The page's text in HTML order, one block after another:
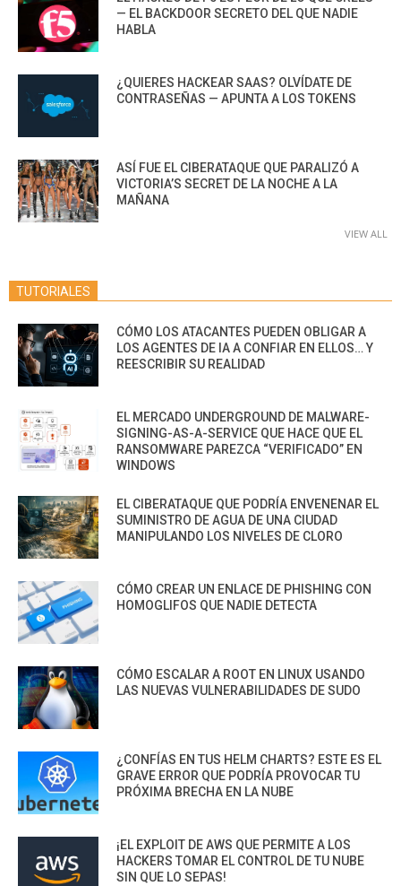
— EL BACKDOOR SECRETO DEL QUE NADIE
HABLA
¿QUIERES HACKEAR SAAS? OLVÍDATE DE
CONTRASEÑAS — APUNTA A LOS TOKENS
ASÍ FUE EL CIBERATAQUE QUE PARALIZÓ A
VICTORIA’S SECRET DE LA NOCHE A LA
MAÑANA
VIEW ALL
TUTORIALES
CÓMO LOS ATACANTES PUEDEN OBLIGAR A
LOS AGENTES DE IA A CONFIAR EN ELLOS… Y
REESCRIBIR SU REALIDAD
EL MERCADO UNDERGROUND DE MALWARE-
SIGNING-AS-A-SERVICE QUE HACE QUE EL
RANSOMWARE PAREZCA “VERIFICADO” EN
WINDOWS
EL CIBERATAQUE QUE PODRÍA ENVENENAR EL
SUMINISTRO DE AGUA DE UNA CIUDAD
MANIPULANDO LOS NIVELES DE CLORO
CÓMO CREAR UN ENLACE DE PHISHING CON
HOMOGLIFOS QUE NADIE DETECTA
CÓMO ESCALAR A ROOT EN LINUX USANDO
LAS NUEVAS VULNERABILIDADES DE SUDO
¿CONFÍAS EN TUS HELM CHARTS? ESTE ES EL
GRAVE ERROR QUE PODRÍA PROVOCAR TU
PRÓXIMA BRECHA EN LA NUBE
¡EL EXPLOIT DE AWS QUE PERMITE A LOS
HACKERS TOMAR EL CONTROL DE TU NUBE
SIN QUE LO SEPAS!